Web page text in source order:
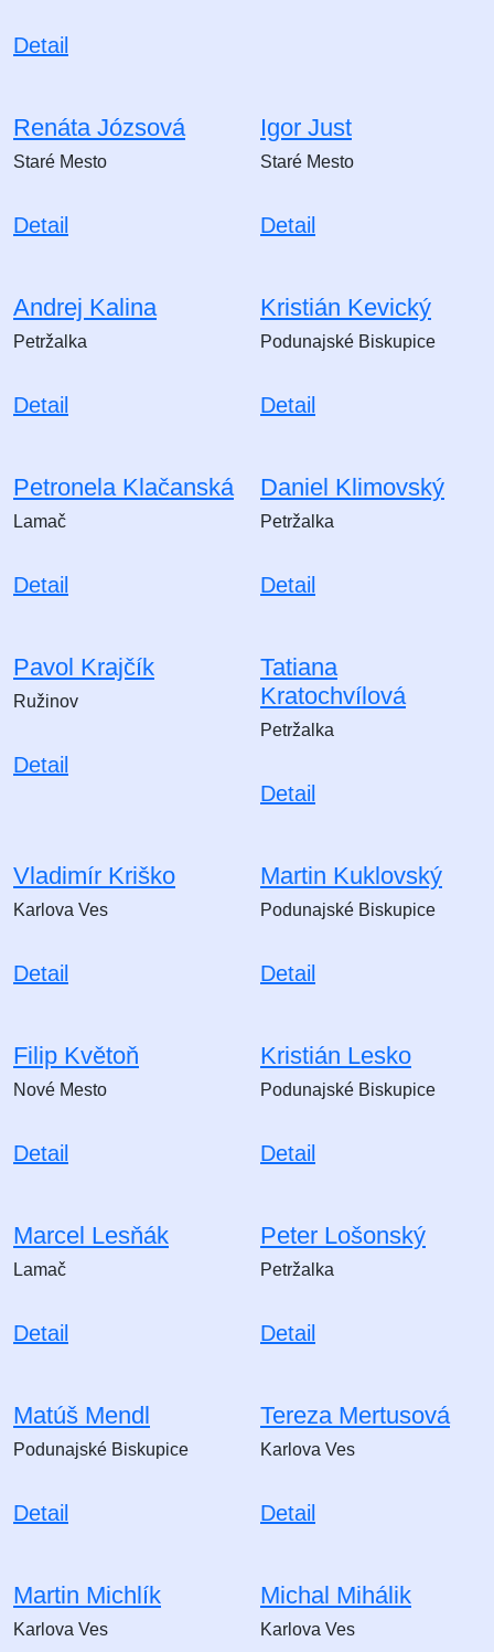
Detail
Renáta Józsová
Staré Mesto
Detail
Igor Just
Staré Mesto
Detail
Andrej Kalina
Petržalka
Detail
Kristián Kevický
Podunajské Biskupice
Detail
Petronela Klačanská
Lamač
Detail
Daniel Klimovský
Petržalka
Detail
Pavol Krajčík
Ružinov
Detail
Tatiana
Kratochvílová
Petržalka
Detail
Vladimír Kriško
Karlova Ves
Detail
Martin Kuklovský
Podunajské Biskupice
Detail
Filip Květoň
Nové Mesto
Detail
Kristián Lesko
Podunajské Biskupice
Detail
Marcel Lesňák
Lamač
Detail
Peter Lošonský
Petržalka
Detail
Matúš Mendl
Podunajské Biskupice
Detail
Tereza Mertusová
Karlova Ves
Detail
Martin Michlík
Karlova Ves
Michal Mihálik
Karlova Ves